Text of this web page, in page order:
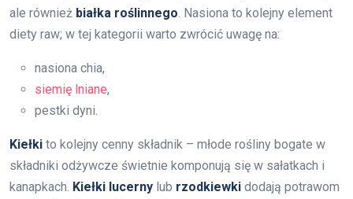
ale również białka roślinnego . Nasiona to kolejny element
diety raw; w tej kategorii warto zwrócić uwagę na:
nasiona chia,
siemię lniane,
pestki dyni.
Kiełki to kolejny cenny składnik – młode rośliny bogate w
składniki odżywcze świetnie komponują się w sałatkach i
kanapkach. Kiełki lucerny lub rzodkiewki dodają potrawom